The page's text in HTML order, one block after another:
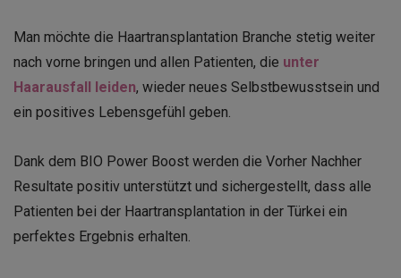
Man möchte die Haartransplantation Branche stetig weiter
nach vorne bringen und allen Patienten, die unter
Haarausfall leiden, wieder neues Selbstbewusstsein und
ein positives Lebensgefühl geben.
Dank dem BIO Power Boost werden die Vorher Nachher
Resultate positiv unterstützt und sichergestellt, dass alle
Patienten bei der Haartransplantation in der Türkei ein
perfektes Ergebnis erhalten.